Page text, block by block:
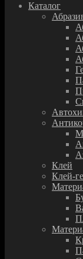
Каталог
Клей
Клей-